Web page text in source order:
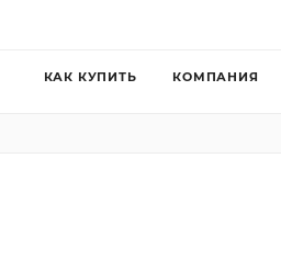
КАК КУПИТЬ КОМПАНИЯ